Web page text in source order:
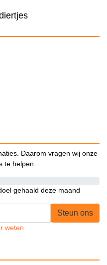
Daarom vragen wij onze
te helpen.
gehaald deze maand
Steun ons
weten